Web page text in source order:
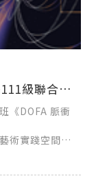
國立臺灣藝術大學美術學系日學進學111級聯合畢業展
《DOFA 脈衝
術實踐空間、